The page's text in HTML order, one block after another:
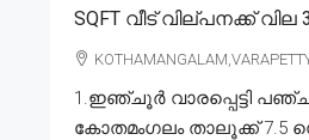
SQFT വീട് വില്പനക്ക് വില
1.ഇഞ്ചൂർ വാരപ്പെട്ടി
കോതമംഗലം താലൂക്ക് 7.5